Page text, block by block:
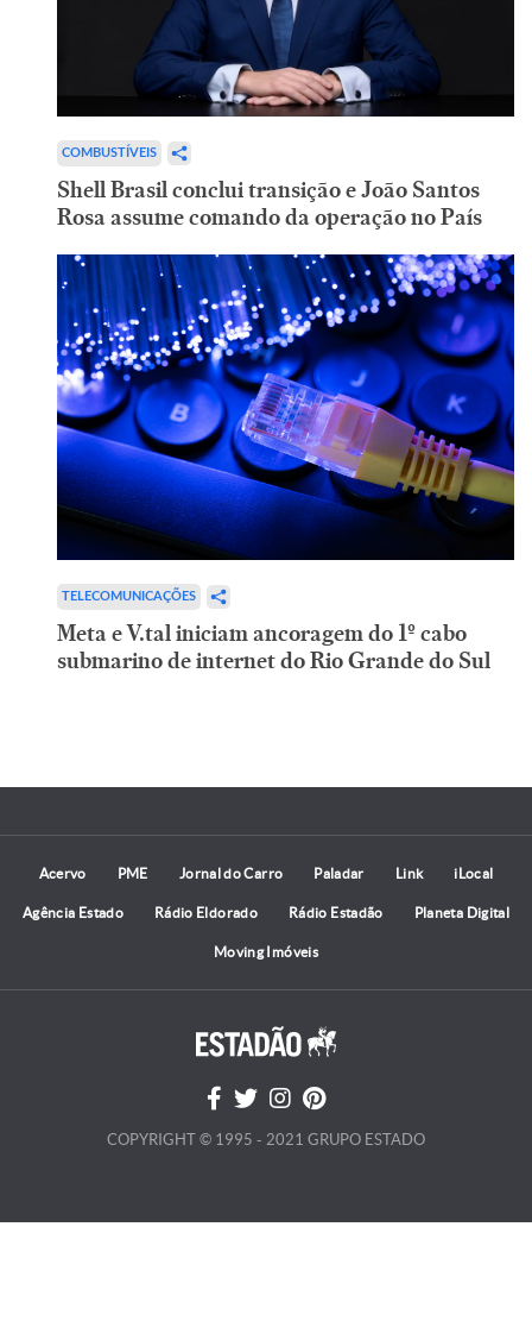
COMBUSTÍVEIS
Shell Brasil conclui transição e João Santos
Rosa assume comando da operação no País
TELECOMUNICAÇÕES
Meta e V.tal iniciam ancoragem do 1º cabo
submarino de internet do Rio Grande do Sul
Acervo PME Jornal do Carro Paladar Link iLocal
Agência Estado Rádio Eldorado Rádio Estadão Planeta Digital
Moving Imóveis
COPYRIGHT © 1995 - 2021 GRUPO ESTADO